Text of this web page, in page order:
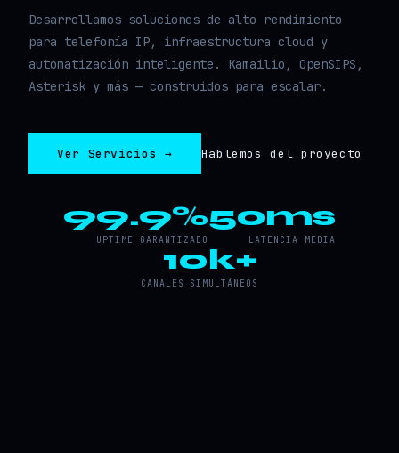
Desarrollamos soluciones de alto rendimiento
para telefonía IP, infraestructura cloud y
automatización inteligente. Kamailio, OpenSIPS,
Asterisk y más — construidos para escalar.
Ver Servicios → Hablemos del proyecto
99.9%
UPTIME GARANTIZADO
50ms
LATENCIA MEDIA
10k+
CANALES SIMULTÁNEOS